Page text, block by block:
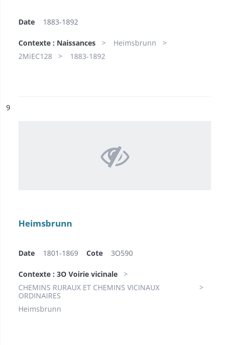
Date 1883-1892
Contexte : Naissances
Heimsbrunn
2MiEC128
1883-1892
n°
9
Heimsbrunn
Date 1801-1869 Cote 3O590
Contexte : 3O Voirie vicinale
CHEMINS RURAUX ET CHEMINS VICINAUX
ORDINAIRES
Heimsbrunn